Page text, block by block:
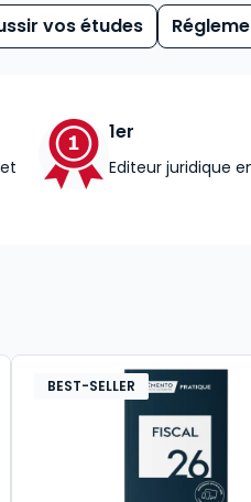
vos études
1er
Editeur juridique
BEST-SELLER